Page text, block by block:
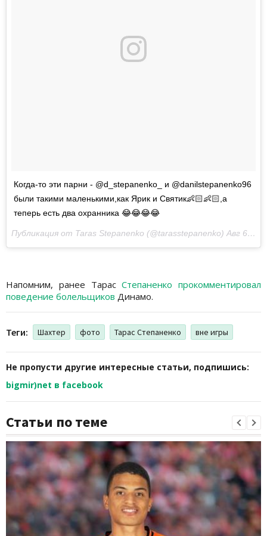
Когда-то эти парни - @d_stepanenko_ и @danilstepanenko96
были такими маленькими,как Ярик и Святик👶🏻👶🏻,а
теперь есть два охранника 😂😂😂😂
Публикация от Taras Stepanenko (@tarasstepanenko) Авг 6 2017 в 10:52 PDT
Напомним, ранее ТарасСтепаненко прокомментировал
поведение болельщиков Динамо.
Теги: Шахтер фото Тарас Степаненко вне игры
Не пропусти другие интересные статьи, подпишись:
bigmir)net в facebook
Статьи по теме